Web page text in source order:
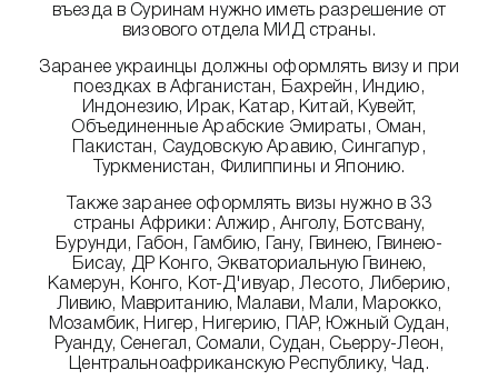
въезда в Суринам нужно иметь разрешение от
визового отдела МИД страны.
Заранее украинцы должны оформлять визу и при
поездках в Афганистан, Бахрейн, Индию,
Индонезию, Ирак, Катар, Китай, Кувейт,
Объединенные Арабские Эмираты, Оман,
Пакистан, Саудовскую Аравию, Сингапур,
Туркменистан, Филиппины и Японию.
Также заранее оформлять визы нужно в 33
страны Африки: Алжир, Анголу, Ботсвану,
Бурунди, Габон, Гамбию, Гану, Гвинею, Гвинею-
Бисау, ДР Конго, Экваториальную Гвинею,
Камерун, Конго, Кот-Д'ивуар, Лесото, Либерию,
Ливию, Мавританию, Малави, Мали, Марокко,
Мозамбик, Нигер, Нигерию, ПАР, Южный Судан,
Руанду, Сенегал, Сомали, Судан, Сьерру-Леон,
Центральноафриканскую Республику, Чад.